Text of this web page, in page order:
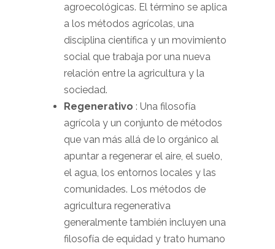
agroecológicas. El término se aplica
a los métodos agrícolas, una
disciplina científica y un movimiento
social que trabaja por una nueva
relación entre la agricultura y la
sociedad.
Regenerativo : Una filosofía
agrícola y un conjunto de métodos
que van más allá de lo orgánico al
apuntar a regenerar el aire, el suelo,
el agua, los entornos locales y las
comunidades. Los métodos de
agricultura regenerativa
generalmente también incluyen una
filosofía de equidad y trato humano